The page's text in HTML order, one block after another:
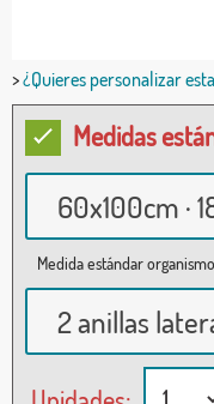
>¿Quieres personalizar
Medidas
60x100cm ·
Medida estándar
2 anillas